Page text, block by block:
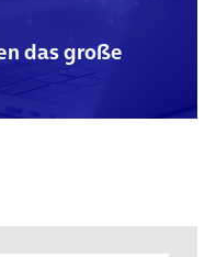
das große